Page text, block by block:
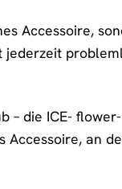
Accessoire,
die ICE-
an